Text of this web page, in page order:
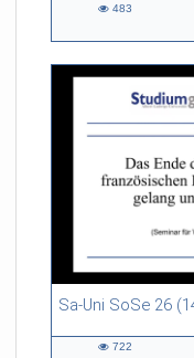
483
Sa-Uni SoSe 26
46:53 duration
722